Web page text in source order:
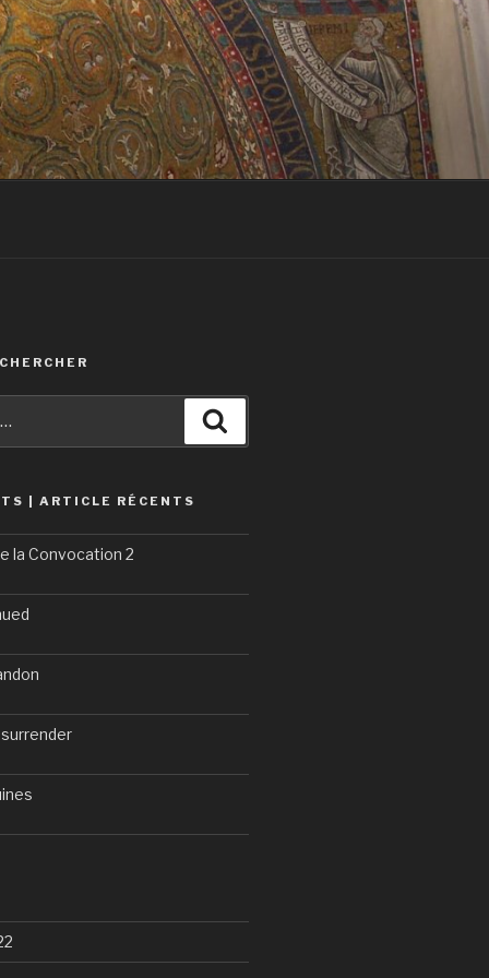
| ARTICLE RÉCENTS
la Convocation 2